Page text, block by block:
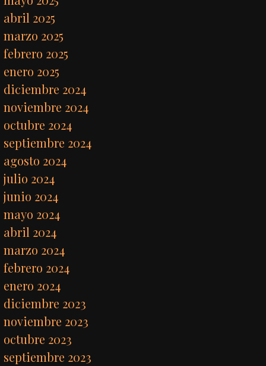
abril 2025
marzo 2025
febrero 2025
enero 2025
diciembre 2024
noviembre 2024
octubre 2024
septiembre 2024
agosto 2024
julio 2024
junio 2024
mayo 2024
abril 2024
marzo 2024
febrero 2024
enero 2024
diciembre 2023
noviembre 2023
octubre 2023
septiembre 2023